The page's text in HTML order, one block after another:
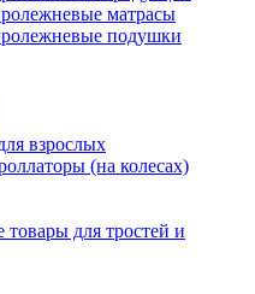
матрасы
подушки
взрослых
(на колесах)
для тростей и